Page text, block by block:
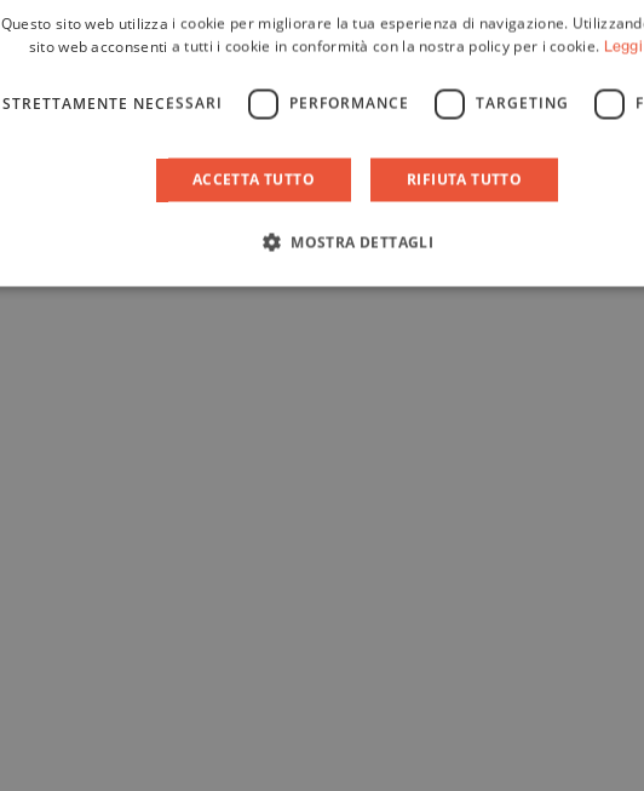
Questo sito web utilizza i cookie per migliorare la tua esperienza di navigazione.
sito web acconsenti a tutti i cookie in conformità con la nostra policy per i cookie.
STRETTAMENTE NECESSARI PERFORMANCE TARGETING
ACCETTA TUTTO RIFIUTA TUTTO
MOSTRA DETTAGLI